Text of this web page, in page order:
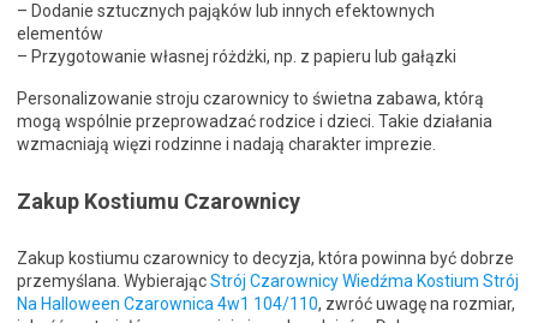
– Dodanie sztucznych pająków lub innych efektownych
elementów
– Przygotowanie własnej różdżki, np. z papieru lub gałązki
Personalizowanie stroju czarownicy to świetna zabawa, którą
mogą wspólnie przeprowadzać rodzice i dzieci. Takie działania
wzmacniają więzi rodzinne i nadają charakter imprezie.
Zakup Kostiumu Czarownicy
Zakup kostiumu czarownicy to decyzja, która powinna być dobrze
przemyślana. WybierającStrój Czarownicy Wiedźma Kostium Strój
Na Halloween Czarownica 4w1 104/110, zwróć uwagę na rozmiar,